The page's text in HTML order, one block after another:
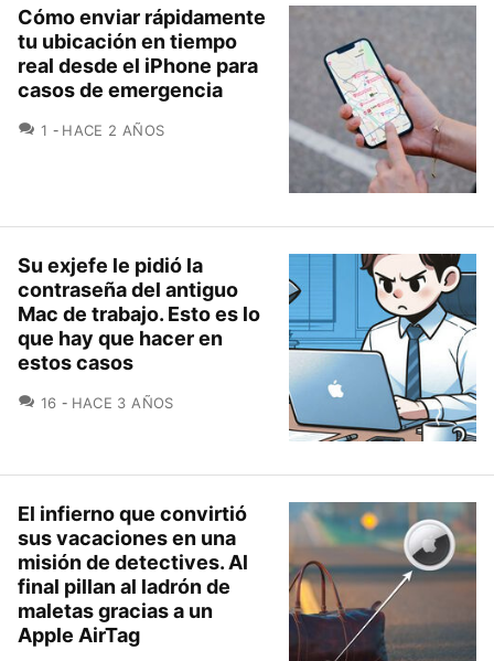
Cómo enviar rápidamente
tu ubicación en tiempo
real desde el iPhone para
casos de emergencia
1 COMENTARIOS
HACE 2 AÑOS
Su exjefe le pidió la
contraseña del antiguo
Mac de trabajo. Esto es lo
que hay que hacer en
estos casos
16 COMENTARIOS
HACE 3 AÑOS
El infierno que convirtió
sus vacaciones en una
misión de detectives. Al
final pillan al ladrón de
maletas gracias a un
Apple AirTag